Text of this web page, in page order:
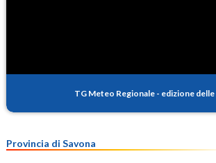
TG Meteo Regionale - edizione delle
Provincia di Savona